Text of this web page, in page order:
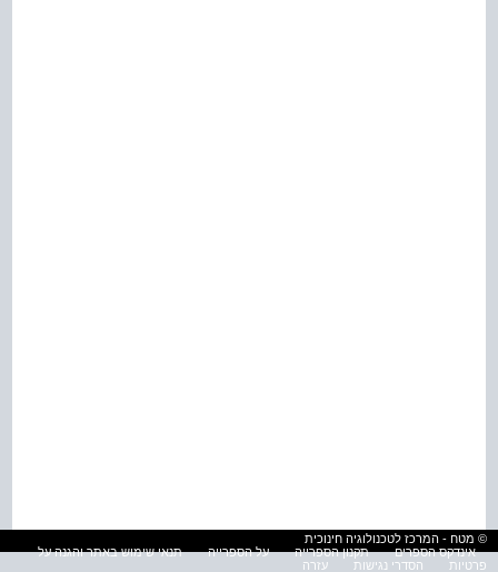
© מטח - המרכז לטכנולוגיה חינוכית
אינדקס הספרים
תקנון הספרייה על הספרייה
תנאי שימוש באתר והגנה על
פרטיות
הסדרי נגישות עזרה